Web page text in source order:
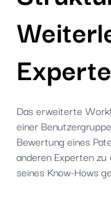
Das erweiterte
einer
Bewertung eines
anderen Experten zu
seines Know-Hows